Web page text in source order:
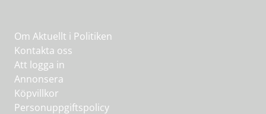
Om Aktuellt i Politiken
Kontakta oss
Att logga in
Annonsera
Köpvillkor
Personuppgiftspolicy